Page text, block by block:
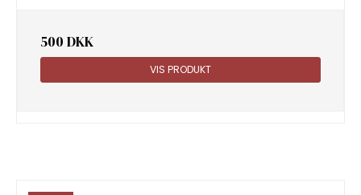
500 DKK
VIS PRODUKT